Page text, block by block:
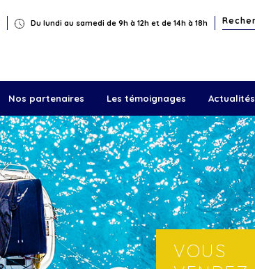
Du lundi au samedi de 9h à 12h et de 14h à 18h
Nos partenaires Les témoignages Actualités
VOUS